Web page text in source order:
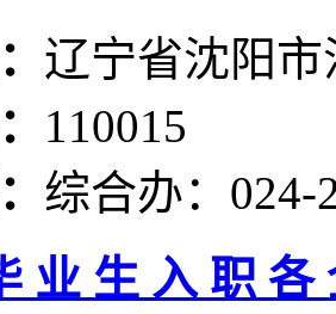
辽宁省沈阳
110015
综合办：024-
业 生 入 职 各